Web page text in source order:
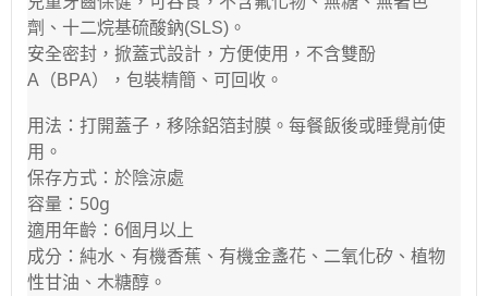
劑、十二烷基硫酸鈉(SLS) 。
安全密封，掀蓋式設計，方便使用，不含雙酚
A （BPA），包裝精簡、可回收。
用法：打開蓋子，移除鋁箔封膜。每餐飯後或睡覺前使
用。
保存方式：於陰涼處
容量： 50g
適用年齡： 6個月以上
成分：純水、有機香蕉、有機金盞花、二氧化矽、植物
性甘油、木糖醇。